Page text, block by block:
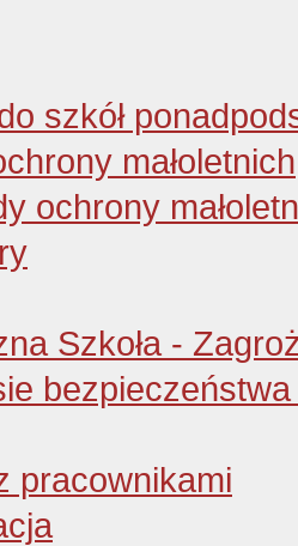
szkół
małoletnich
ochrony
Szkoła -
pracownikami